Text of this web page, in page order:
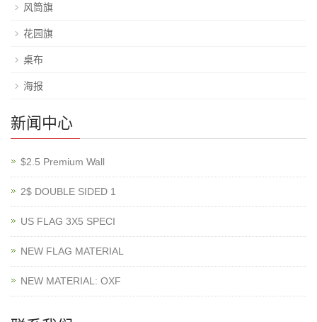
风筒旗
花园旗
桌布
海报
新闻中心
$2.5 Premium Wall
2$ DOUBLE SIDED 1
US FLAG 3X5 SPECI
NEW FLAG MATERIAL
NEW MATERIAL: OXF